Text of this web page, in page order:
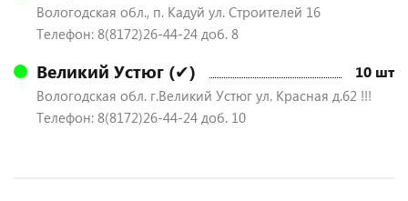
Вологодская обл., п. Кадуй ул. Строителей 16
Телефон: 8(8172)26-44-24 доб. 8
Великий Устюг (✔) 10 шт
Вологодская обл. г.Великий Устюг ул. Красная д.62 !!!
Телефон: 8(8172)26-44-24 доб. 10